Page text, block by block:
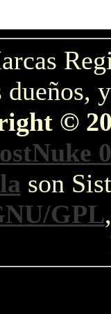
dueños,
©
son
GPL